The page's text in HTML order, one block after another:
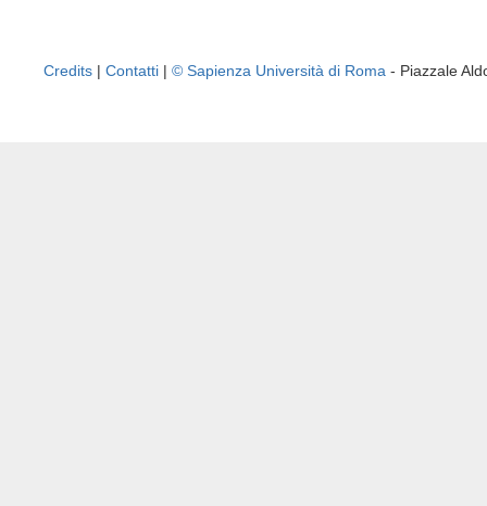
Credits | Contatti | © Sapienza Università di Roma - Piazzale